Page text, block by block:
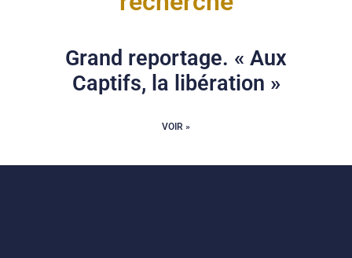
Grand reportage. « Aux
Captifs, la libération »
VOIR »